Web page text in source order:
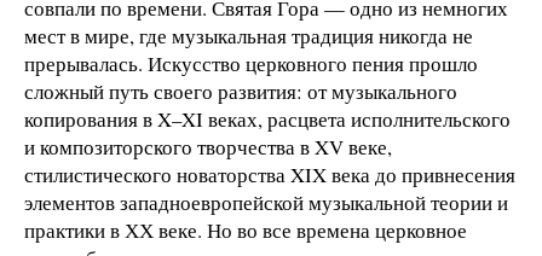
совпали по времени. Святая Гора — одно из немногих
мест в мире, где музыкальная традиция никогда не
прерывалась. Искусство церковного пения прошло
сложный путь своего развития: от музыкального
копирования в X–XI веках, расцвета исполнительского
и композиторского творчества в XV веке,
стилистического новаторства XIX века до привнесения
элементов западноевропейской музыкальной теории и
практики в ХХ веке. Но во все времена церковное